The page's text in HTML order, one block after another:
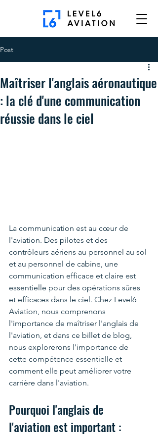
Post
Maîtriser l'anglais aéronautique
: la clé d'une communication
réussie dans le ciel
La communication est au cœur de
l'aviation. Des pilotes et des
contrôleurs aériens au personnel au sol
et au personnel de cabine, une
communication efficace et claire est
essentielle pour des opérations sûres
et efficaces dans le ciel. Chez Level6
Aviation, nous comprenons
l'importance de maîtriser l'anglais de
l'aviation, et dans ce billet de blog,
nous explorerons l'importance de
cette compétence essentielle et
comment elle peut améliorer votre
carrière dans l'aviation.
Pourquoi l'anglais de
l'aviation est important :